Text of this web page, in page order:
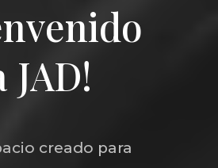
JAD!
creado para